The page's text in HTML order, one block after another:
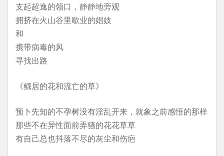
支起超逸的领口，静静地旁观
拥挤在火山谷里歇业的娼妓
和
携带病毒的风
寻找出路
《鳏居的花和流亡的草》
预卜先知的不孕树没有淫乱开来，就象之前感悟的那样
那些不在异性面前弄骚的花花草草
有自己总也抖落不尽的灰尘和伤疤